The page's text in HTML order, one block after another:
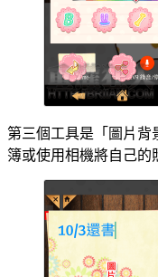
第三個工具是「圖片背
簿或使用相機將自己的